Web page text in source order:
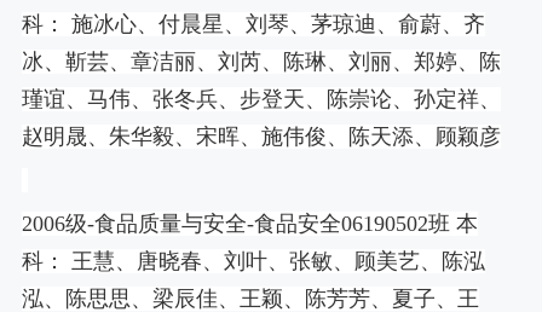
科： 施冰心、付晨星、刘琴、茅琼迪、俞蔚、齐
冰、靳芸、章洁丽、刘芮、陈琳、刘丽、郑婷、陈
瑾谊、马伟、张冬兵、步登天、陈崇论、孙定祥、
赵明晟、朱华毅、宋晖、施伟俊、陈天添、顾颖彦
2006级-食品质量与安全-食品安全06190502班 本
科： 王慧、唐晓春、刘叶、张敏、顾美艺、陈泓
泓、陈思思、梁辰佳、王颖、陈芳芳、夏子、王